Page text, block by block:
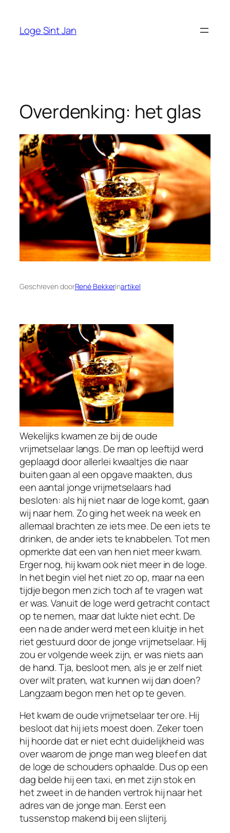
Loge Sint Jan
Overdenking: het glas
Geschreven doorRené Bekkerinartikel
Wekelijks kwamen ze bij de oude
vrijmetselaar langs. De man op leeftijd werd
geplaagd door allerlei kwaaltjes die naar
buiten gaan al een opgave maakten, dus
een aantal jonge vrijmetselaars had
besloten: als hij niet naar de loge komt, gaan
wij naar hem. Zo ging het week na week en
allemaal brachten ze iets mee. De een iets te
drinken, de ander iets te knabbelen. Tot men
opmerkte dat een van hen niet meer kwam.
Erger nog, hij kwam ook niet meer in de loge.
In het begin viel het niet zo op, maar na een
tijdje begon men zich toch af te vragen wat
er was. Vanuit de loge werd getracht contact
op te nemen, maar dat lukte niet echt. De
een na de ander werd met een kluitje in het
riet gestuurd door de jonge vrijmetselaar. Hij
zou er volgende week zijn, er was niets aan
de hand. Tja, besloot men, als je er zelf niet
over wilt praten, wat kunnen wij dan doen?
Langzaam begon men het op te geven.
Het kwam de oude vrijmetselaar ter ore. Hij
besloot dat hij iets moest doen. Zeker toen
hij hoorde dat er niet echt duidelijkheid was
over waarom de jonge man weg bleef en dat
de loge de schouders ophaalde. Dus op een
dag belde hij een taxi, en met zijn stok en
het zweet in de handen vertrok hij naar het
adres van de jonge man. Eerst een
tussenstop makend bij een slijterij.